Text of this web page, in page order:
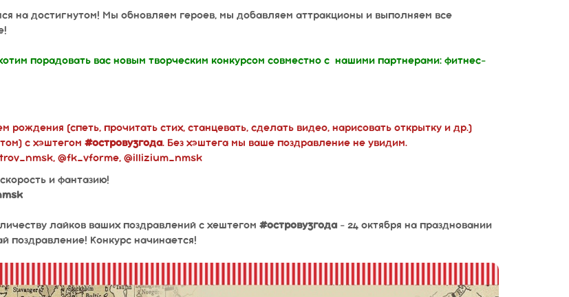
на достигнутом! Мы обновляем героев, мы добавляем аттракционы и выполняем все
порадовать вас новым творческим конкурсом совместно с нашими партнерами: фитнес-
(спеть, прочитать стих, станцевать, сделать видео, нарисовать открытку и др.)
с хэштегом #острову3года. Без хэштега мы ваше поздравление не увидим.
@fk_vforme, @illizium_nmsk
и фантазию!
лайков ваших поздравлений с хештегом #острову3года - 24 октября на праздновании
поздравление! Конкурс начинается!